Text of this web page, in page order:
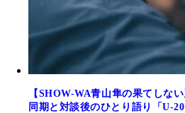
【SHOW-WA青山隼の果てしな
同期と対談後のひとり語り「U-